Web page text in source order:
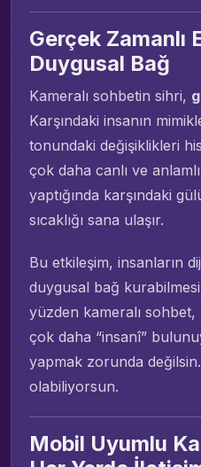
Gerçek Zamanlı
Duygusal Bağ
Kameralı sohbetin sihri,
Karşındaki insanın
tonundaki değişiklikleri
çok daha canlı ve
yaptığında karşındaki
sıcaklığı sana ulaşır.
Bu etkileşim, insanların
duygusal bağ
yüzden kameralı
çok daha “insanî”
yapmak zorunda
olabiliyorsun.
Mobil Uyumlu